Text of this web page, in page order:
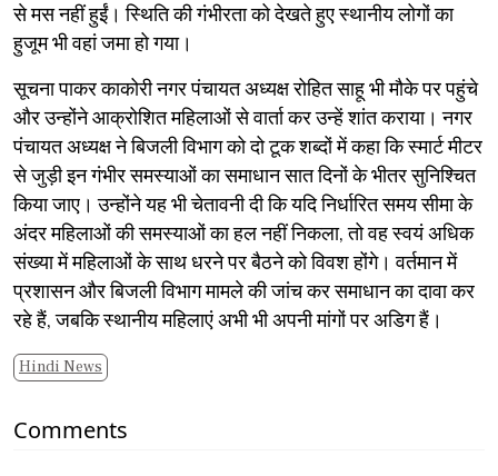
से मस नहीं हुईं। स्थिति की गंभीरता को देखते हुए स्थानीय लोगों का
हुजूम भी वहां जमा हो गया।
​सूचना पाकर काकोरी नगर पंचायत अध्यक्ष रोहित साहू भी मौके पर पहुंचे
और उन्होंने आक्रोशित महिलाओं से वार्ता कर उन्हें शांत कराया। नगर
पंचायत अध्यक्ष ने बिजली विभाग को दो टूक शब्दों में कहा कि स्मार्ट मीटर
से जुड़ी इन गंभीर समस्याओं का समाधान सात दिनों के भीतर सुनिश्चित
किया जाए। उन्होंने यह भी चेतावनी दी कि यदि निर्धारित समय सीमा के
अंदर महिलाओं की समस्याओं का हल नहीं निकला, तो वह स्वयं अधिक
संख्या में महिलाओं के साथ धरने पर बैठने को विवश होंगे। वर्तमान में
प्रशासन और बिजली विभाग मामले की जांच कर समाधान का दावा कर
रहे हैं, जबकि स्थानीय महिलाएं अभी भी अपनी मांगों पर अडिग हैं।
Hindi News
Comments